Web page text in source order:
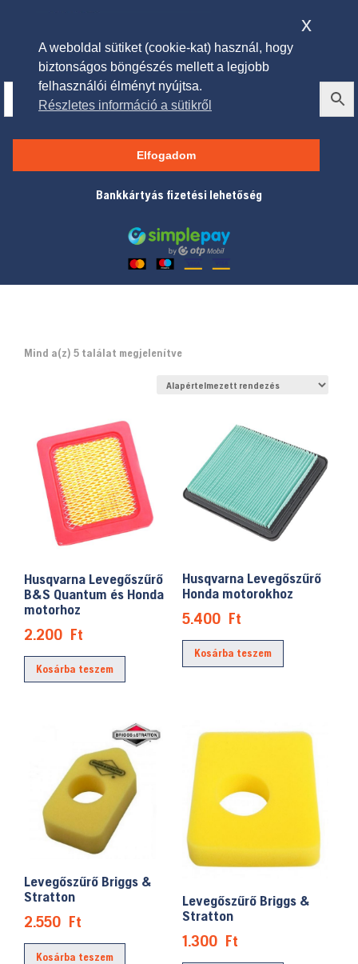
Alkatrészek
Bankkártyás fizetési lehetőség
Mind a(z) 5 találat megjelenítve
Husqvarna Levegőszűrő
B&S Quantum és Honda
motorhoz
2.200 Ft
Kosárba teszem
Husqvarna Levegőszűrő
Honda motorokhoz
5.400 Ft
Kosárba teszem
Levegőszűrő Briggs &
Stratton
2.550 Ft
Kosárba teszem
Levegőszűrő Briggs &
Stratton
1.300 Ft
A weboldal sütiket (cookie-kat) használ, hogy
biztonságos böngészés mellett a legjobb
felhasználói élményt nyújtsa.
Részletes információ a sütikről
Elfogadom
x